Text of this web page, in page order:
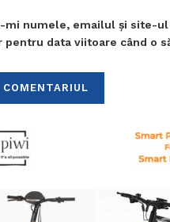
mi numele, emailul și site-
pentru data viitoare când o